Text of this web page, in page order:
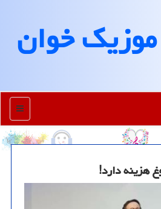
موزیك خوان
منو
هزینه دارد!